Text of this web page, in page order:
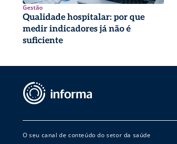
Gestão
Qualidade hospitalar: por que
medir indicadores já não é
suficiente
O seu canal de conteúdo do setor da saúde